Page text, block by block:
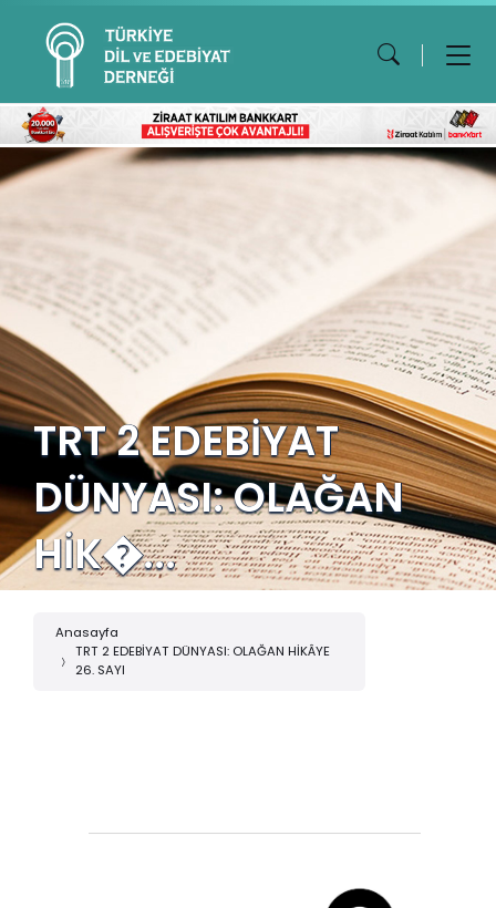
TRT 2 EDEBİYAT
DÜNYASI: OLAĞAN
HİK�...
Anasayfa
TRT 2 EDEBİYAT DÜNYASI: OLAĞAN HİKÂYE
26. SAYI